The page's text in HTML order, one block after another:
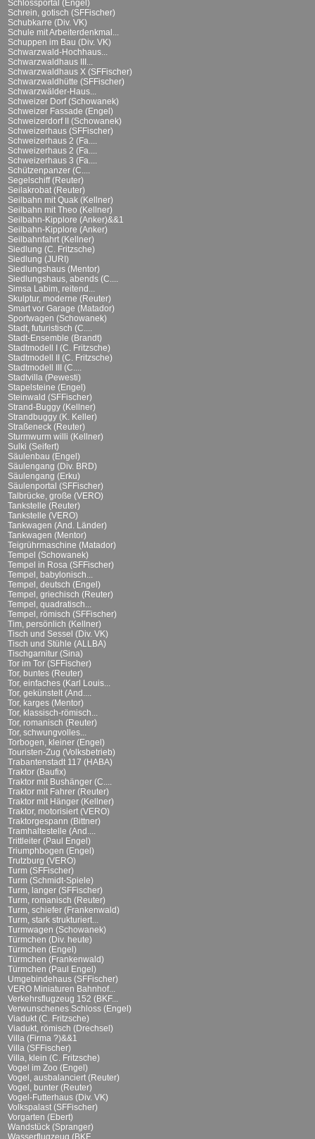
Schlossportal (Engel)
Schrein, gotisch (SFFischer)
Schubkarre (Div. VK)
Schule mit Arbeiterdenkmal...
Schuppen im Bau (Div. VK)
Schwarzwald-Hochhaus...
Schwarzwaldhaus III...
Schwarzwaldhaus X (SFFischer)
Schwarzwaldhütte (SFFischer)
Schwarzwälder-Haus...
Schweizer Dorf (Schowanek)
Schweizer Fassade (Engel)
Schweizerdorf II (Schowanek)
Schweizerhaus (SFFischer)
Schweizerhaus 2 (Fa....
Schweizerhaus 2 (Fa....
Schweizerhaus 3 (Fa....
Schützenpanzer (C....
Segelschiff (Reuter)
Seilakrobat (Reuter)
Seilbahn mit Quak (Kellner)
Seilbahn mit Theo (Kellner)
Seilbahn-Kipplore (Anker)&&1
Seilbahn-Kipplore (Anker)
Seilbahnfahrt (Kellner)
Siedlung (C. Fritzsche)
Siedlung (JURI)
Siedlungshaus (Mentor)
Siedlungshaus, abends (C....
Simsa Labim, reitend...
Skulptur, moderne (Reuter)
Smart vor Garage (Matador)
Sportwagen (Schowanek)
Stadt, futuristisch (C....
Stadt-Ensemble (Brandt)
Stadtmodell I (C. Fritzsche)
Stadtmodell II (C. Fritzsche)
Stadtmodell III (C....
Stadtvilla (Pewesti)
Stapelsteine (Engel)
Steinwald (SFFischer)
Strand-Buggy (Kellner)
Strandbuggy (K. Keller)
Straßeneck (Reuter)
Sturmwurm willi (Kellner)
Sulki (Seifert)
Säulenbau (Engel)
Säulengang (Div. BRD)
Säulengang (Erku)
Säulenportal (SFFischer)
Talbrücke, große (VERO)
Tankstelle (Reuter)
Tankstelle (VERO)
Tankwagen (And. Länder)
Tankwagen (Mentor)
Teigrührmaschine (Matador)
Tempel (Schowanek)
Tempel in Rosa (SFFischer)
Tempel, babylonisch...
Tempel, deutsch (Engel)
Tempel, griechisch (Reuter)
Tempel, quadratisch...
Tempel, römisch (SFFischer)
Tim, persönlich (Kellner)
Tisch und Sessel (Div. VK)
Tisch und Stühle (ALLBA)
Tischgarnitur (Sina)
Tor im Tor (SFFischer)
Tor, buntes (Reuter)
Tor, einfaches (Karl Louis...
Tor, gekünstelt (And....
Tor, karges (Mentor)
Tor, klassisch-römisch...
Tor, romanisch (Reuter)
Tor, schwungvolles...
Torbogen, kleiner (Engel)
Touristen-Zug (Volksbetrieb)
Trabantenstadt 117 (HABA)
Traktor (Baufix)
Traktor mit Bushänger (C....
Traktor mit Fahrer (Reuter)
Traktor mit Hänger (Kellner)
Traktor, motorisiert (VERO)
Traktorgespann (Bittner)
Tramhaltestelle (And....
Trittleiter (Paul Engel)
Triumphbogen (Engel)
Trutzburg (VERO)
Turm (SFFischer)
Turm (Schmidt-Spiele)
Turm, langer (SFFischer)
Turm, romanisch (Reuter)
Turm, schiefer (Frankenwald)
Turm, stark strukturiert...
Turmwagen (Schowanek)
Türmchen (Div. heute)
Türmchen (Engel)
Türmchen (Frankenwald)
Türmchen (Paul Engel)
Umgebindehaus (SFFischer)
VERO Miniaturen Bahnhof...
Verkehrsflugzeug 152 (BKF...
Verwunschenes Schloss (Engel)
Viadukt (C. Fritzsche)
Viadukt, römisch (Drechsel)
Villa (Firma ?)&&1
Villa (SFFischer)
Villa, klein (C. Fritzsche)
Vogel im Zoo (Engel)
Vogel, ausbalanciert (Reuter)
Vogel, bunter (Reuter)
Vogel-Futterhaus (Div. VK)
Volkspalast (SFFischer)
Vorgarten (Ebert)
Wandstück (Spranger)
Wasserflugzeug (BKF